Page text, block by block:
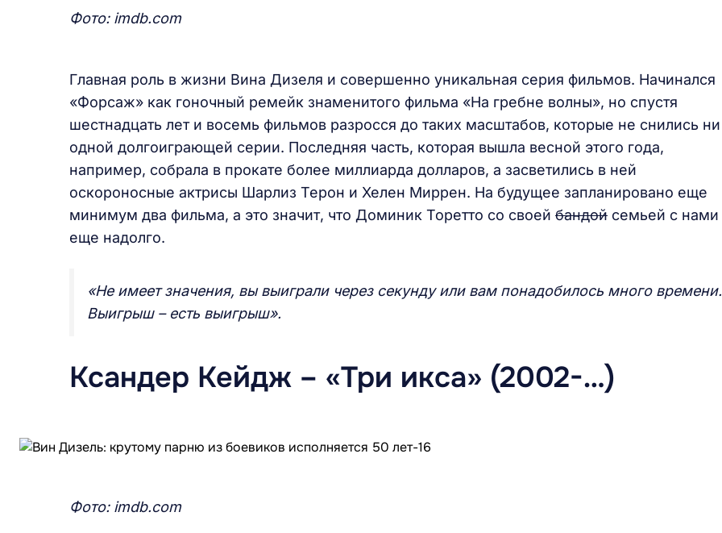
Фото: imdb.com
Главная роль в жизни Вина Дизеля и совершенно уникальная серия фильмов. Начинался
«Форсаж» как гоночный ремейк знаменитого фильма «На гребне волны», но спустя
шестнадцать лет и восемь фильмов разросся до таких масштабов, которые не снились ни
одной долгоиграющей серии. Последняя часть, которая вышла весной этого года,
например, собрала в прокате более миллиарда долларов, а засветились в ней
оскороносные актрисы Шарлиз Терон и Хелен Миррен. На будущее запланировано еще
минимум два фильма, а это значит, что Доминик Торетто со своей бандой семьей с нами
еще надолго.
«Не имеет значения, вы выиграли через секунду или вам понадобилось много времени.
Выигрыш – есть выигрыш».
Ксандер Кейдж – «Три икса» (2002-…)
Фото: imdb.com